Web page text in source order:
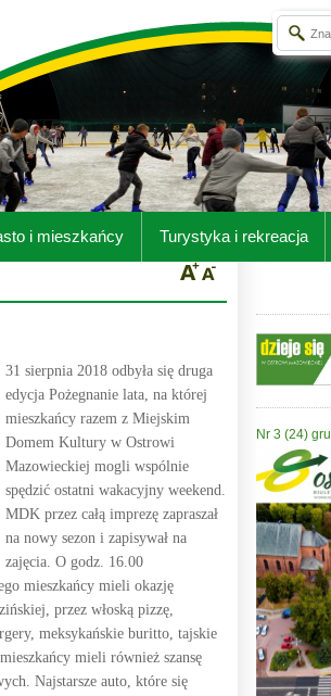
i mieszkańcy Turystyka i rekreacja
31 sierpnia 2018 odbyła się druga
edycja Pożegnanie lata, na której
mieszkańcy razem z Miejskim
Domem Kultury w Ostrowi
Mazowieckiej mogli wspólnie
spędzić ostatni wakacyjny weekend.
MDK przez całą imprezę zapraszał
na nowy sezon i zapisywał na
zajęcia. O godz. 16.00
mieszkańcy mieli okazję
przez włoską pizzę,
meksykańskie buritto, tajskie
mieli również szansę
Najstarsze auto, które się
Nr 3 (24)